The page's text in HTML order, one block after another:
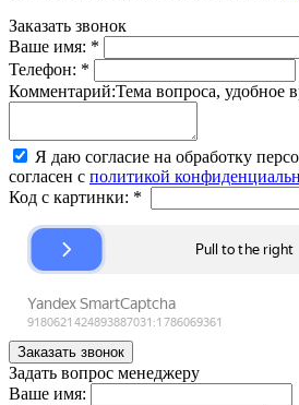
Заказать звонок
Ваше имя: *
Телефон: *
Комментарий:Тема вопроса, удобное
Я даю согласие на обработку
согласен с политикой
Код с картинки: *
Задать вопрос менеджеру
Ваше имя: